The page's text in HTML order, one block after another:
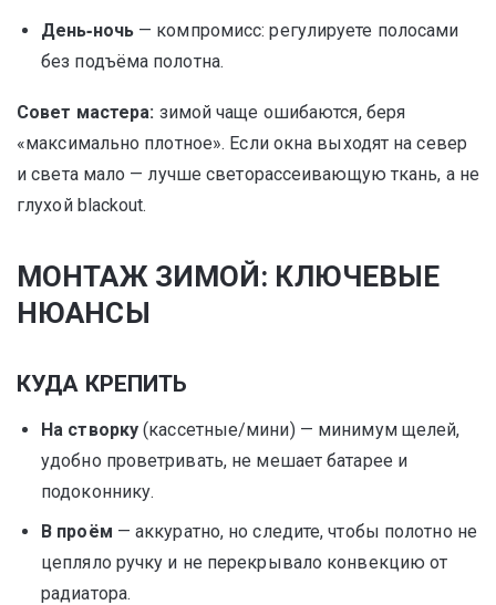
День‑ночь— компромисс: регулируете полосами
без подъёма полотна.
Совет мастера: зимой чаще ошибаются, беря
«максимально плотное». Если окна выходят на север
и света мало — лучше светорассеивающую ткань, а не
глухой blackout.
МОНТАЖ ЗИМОЙ: КЛЮЧЕВЫЕ
НЮАНСЫ
КУДА КРЕПИТЬ
На створку (кассетные/мини) — минимум щелей,
удобно проветривать, не мешает батарее и
подоконнику.
В проём — аккуратно, но следите, чтобы полотно не
цепляло ручку и не перекрывало конвекцию от
радиатора.